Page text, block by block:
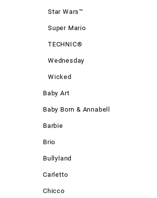
Star Wars™
Super Mario
TECHNIC®
Wednesday
Wicked
Baby Art
Baby Born & Annabell
Barbie
Brio
Bullyland
Carletto
Chicco